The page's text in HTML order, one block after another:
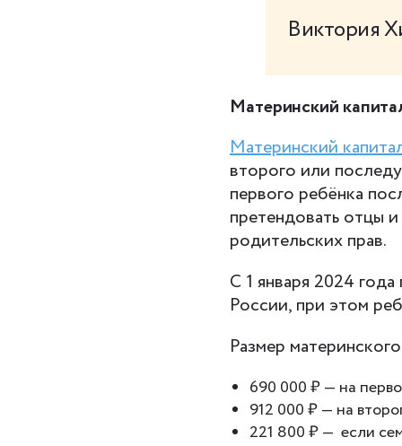
Виктория
Материнский
Материнский
второго или
первого ребёнка
претендовать отцы
родительских прав.
С 1 января 2024
России, при этом
Размер
690 000 ₽ — на
912 000 ₽ — на
221 800 ₽ — если